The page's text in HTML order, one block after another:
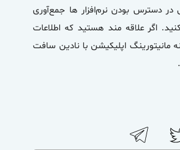
در دسترس بودن نرم‌افزار ها جمع‌آوری
اگر علاقه مند هستید که اطلاعات
مانیتورینگ اپلیکیشن با نادین سافت